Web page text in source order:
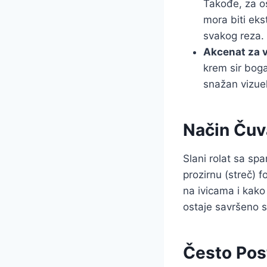
Takođe, za
mora biti
svakog reza.
Akcenat za
krem sir
snažan
Način
Slani rolat sa
prozirnu (streč)
na ivicama i
ostaje savršeno
Često